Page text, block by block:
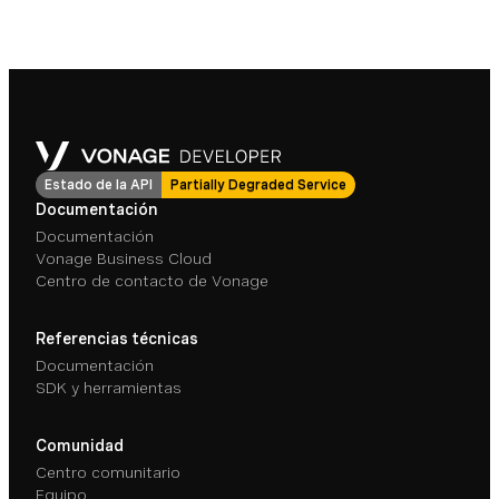
Estado de la API Partially Degraded Service
Documentación
Documentación
Vonage Business Cloud
Centro de contacto de Vonage
Referencias técnicas
Documentación
SDK y herramientas
Comunidad
Centro comunitario
Equipo